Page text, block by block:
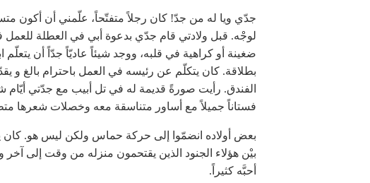
جدّي ويا له من جدّ! كان رجلاً متفتّحاً، علّمني أن أكون
لوجْه. قبل ولادتي قام جدّي بدعوة أبي في العطلة
ضغينة أو كراهية في قلبه، ووجد شيئاً عاديّاً جدّاً أن يتعلّم
بطلاقة. كان يتكلّم عن رئيسه في العمل باحترام بالغ و
الفندق. رأيت صورةً قديمة له في تل أبيب مع جدّتي أيّام
فستاناً جميلاً مع أساور متناسقة معه وخصلات شعرها
بعض أولاده انضمّوا إلى حركة حماس ولكن ليس هو. كان
بيْن هؤلاء الجنود الذين يقتحمون منزله من وقت إلى
أحبَّه كثيراً.